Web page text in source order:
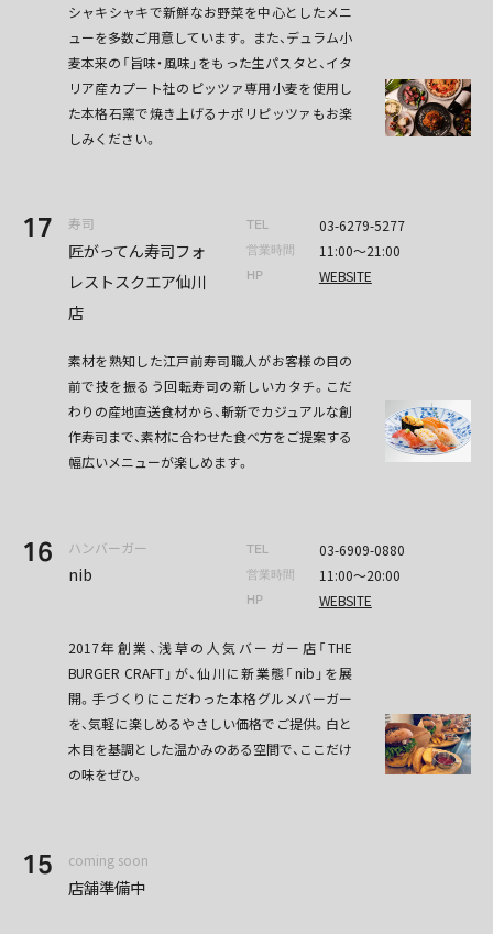
シャキシャキで新鮮なお野菜を中心としたメニ
ューを多数ご用意しています。 また、デュラム小
麦本来の「旨味・風味」をもった生パスタと、イタ
リア産カプート社のピッツァ専用小麦を使用し
た本格石窯で焼き上げるナポリピッツァもお楽
しみください。
17 寿司
匠がってん寿司フォ
レストスクエア仙川
店
TEL 03-6279-5277
営業時間 11:00〜21:00
HP WEBSITE
素材を熟知した江戸前寿司職人がお客様の目の
前で技を振るう回転寿司の新しいカタチ。こだ
わりの産地直送食材から、斬新でカジュアルな創
作寿司まで、素材に合わせた食べ方をご提案する
幅広いメニューが楽しめます。
16 ハンバーガー
nib
TEL 03-6909-0880
営業時間 11:00〜20:00
HP WEBSITE
2017年創業、浅草の人気バーガー店「THE
BURGER CRAFT」が、仙川に新業態「nib」を展
開。手づくりにこだわった本格グルメバーガー
を、気軽に楽しめるやさしい価格でご提供。白と
木目を基調とした温かみのある空間で、ここだけ
の味をぜひ。
15 coming soon
店舗準備中